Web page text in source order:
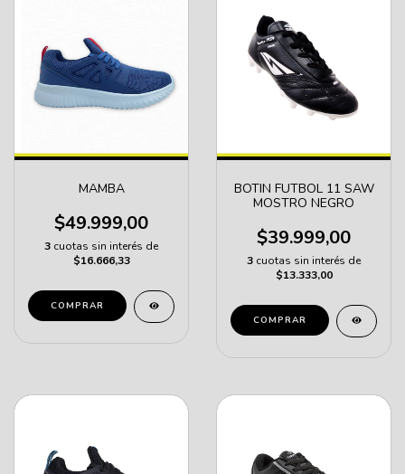
MAMBA
$49.999,00
3 cuotas sin interés de
$16.666,33
COMPRAR
BOTIN FUTBOL 11 SAW
MOSTRO NEGRO
$39.999,00
3 cuotas sin interés de
$13.333,00
COMPRAR